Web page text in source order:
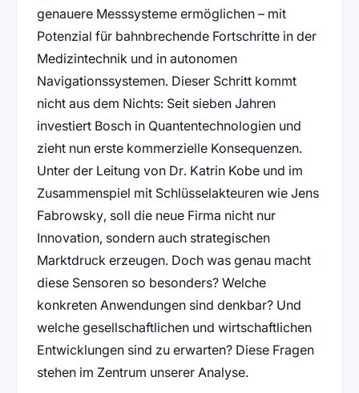
genauere Messsysteme ermöglichen – mit
Potenzial für bahnbrechende Fortschritte in der
Medizintechnik und in autonomen
Navigationssystemen. Dieser Schritt kommt
nicht aus dem Nichts: Seit sieben Jahren
investiert Bosch in Quantentechnologien und
zieht nun erste kommerzielle Konsequenzen.
Unter der Leitung von Dr. Katrin Kobe und im
Zusammenspiel mit Schlüsselakteuren wie Jens
Fabrowsky, soll die neue Firma nicht nur
Innovation, sondern auch strategischen
Marktdruck erzeugen. Doch was genau macht
diese Sensoren so besonders? Welche
konkreten Anwendungen sind denkbar? Und
welche gesellschaftlichen und wirtschaftlichen
Entwicklungen sind zu erwarten? Diese Fragen
stehen im Zentrum unserer Analyse.